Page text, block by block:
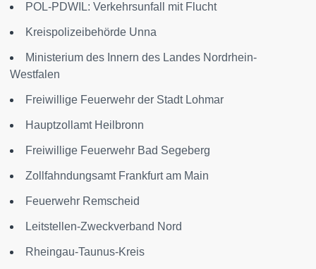
POL-PDWIL: Verkehrsunfall mit Flucht
Kreispolizeibehörde Unna
Ministerium des Innern des Landes Nordrhein-
Westfalen
Freiwillige Feuerwehr der Stadt Lohmar
Hauptzollamt Heilbronn
Freiwillige Feuerwehr Bad Segeberg
Zollfahndungsamt Frankfurt am Main
Feuerwehr Remscheid
Leitstellen-Zweckverband Nord
Rheingau-Taunus-Kreis